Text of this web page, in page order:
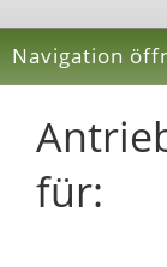
Navigation
für: